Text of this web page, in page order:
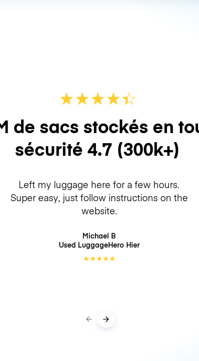
★★★★☆
★
de sacs stockés en
sécurité 4.7 (300k+)
Left my luggage here for a few hours.
Super easy, just follow instructions on the
website.
Michael B
Used LuggageHero Hier
★★★★★